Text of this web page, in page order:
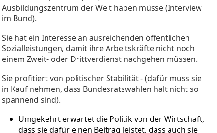
Ausbildungszentrum der Welt haben müsse (Interview
im Bund).
Sie hat ein Interesse an ausreichenden öffentlichen
Sozialleistungen, damit ihre Arbeitskräfte nicht noch
einem Zweit- oder Drittverdienst nachgehen müssen.
Sie profitiert von politischer Stabilität - (dafür muss sie
in Kauf nehmen, dass Bundesratswahlen halt nicht so
spannend sind).
Umgekehrt erwartet die Politik von der Wirtschaft,
dass sie dafür einen Beitrag leistet, dass auch sie